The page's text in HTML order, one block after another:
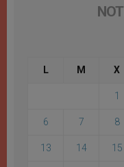
L M X
1
6 7 8
13 14 15